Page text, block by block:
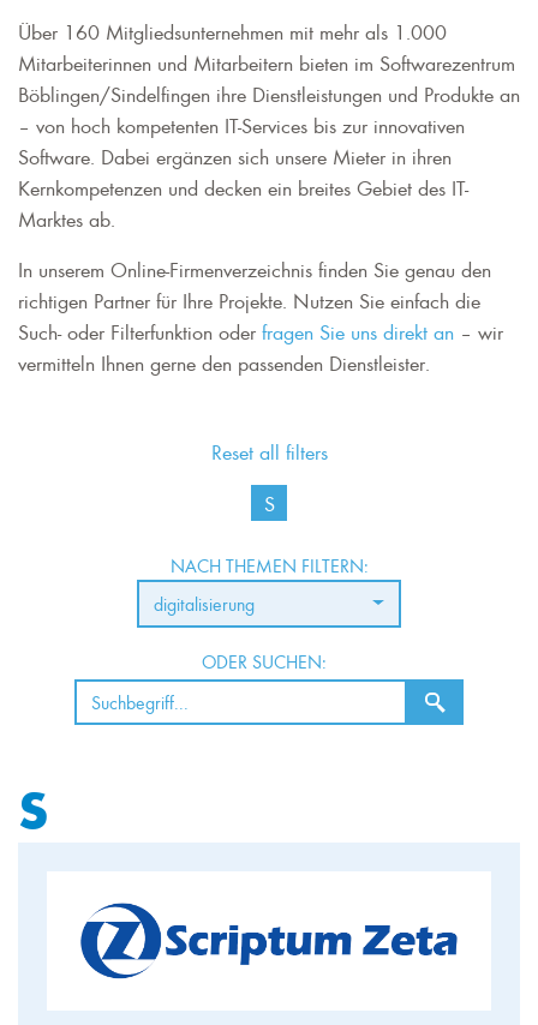
Über 160 Mitgliedsunternehmen mit mehr als 1.000
Mitarbeiterinnen und Mitarbeitern bieten im Softwarezentrum
Böblingen/Sindelfingen ihre Dienstleistungen und Produkte an
– von hoch kompetenten IT-Services bis zur innovativen
Software. Dabei ergänzen sich unsere Mieter in ihren
Kernkompetenzen und decken ein breites Gebiet des IT-
Marktes ab.
In unserem Online-Firmenverzeichnis finden Sie genau den
richtigen Partner für Ihre Projekte. Nutzen Sie einfach die
Such- oder Filterfunktion oder fragen Sie uns direkt an – wir
vermitteln Ihnen gerne den passenden Dienstleister.
Reset all filters
S
NACH THEMEN FILTERN:
digitalisierung
ODER SUCHEN:
S